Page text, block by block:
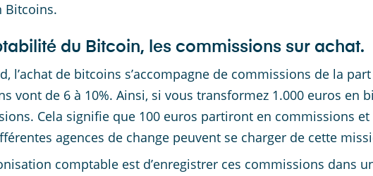
Bitcoins.
du Bitcoin, les commissions sur achat.
l’achat de bitcoins s’accompagne de commissions de la
vont de 6 à 10%. Ainsi, si vous transformez 1.000 euros en
Cela signifie que 100 euros partiront en commissions
agences de change peuvent se charger de cette
comptable est d’enregistrer ces commissions dans